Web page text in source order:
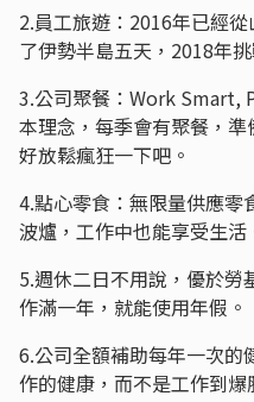
2.員工旅遊：2016年已經
了伊勢半島五天，2018年
3.公司聚餐：Work Smart,
本理念，每季會有聚餐，
好放鬆瘋狂一下吧。
4.點心零食：無限量供應零
波爐，工作中也能享受生活
5.週休二日不用說，優於勞
作滿一年，就能使用年假。
6.公司全額補助每年一次的
作的健康，而不是工作到爆